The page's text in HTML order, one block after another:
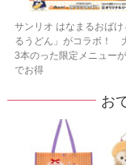
サンリオ はなまるおばけ
るうどん」がコラボ！
3本のった限定メニュー
でお得
お